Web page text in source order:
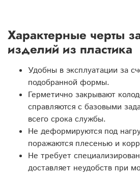
Характерные черты
изделий из пластика
Удобны в эксплуатации за
подобранной формы.
Герметично закрывают
справляются с базовыми
всего срока службы.
Не деформируются под
поражаются плесенью и
Не требует
доставляет неудобств при